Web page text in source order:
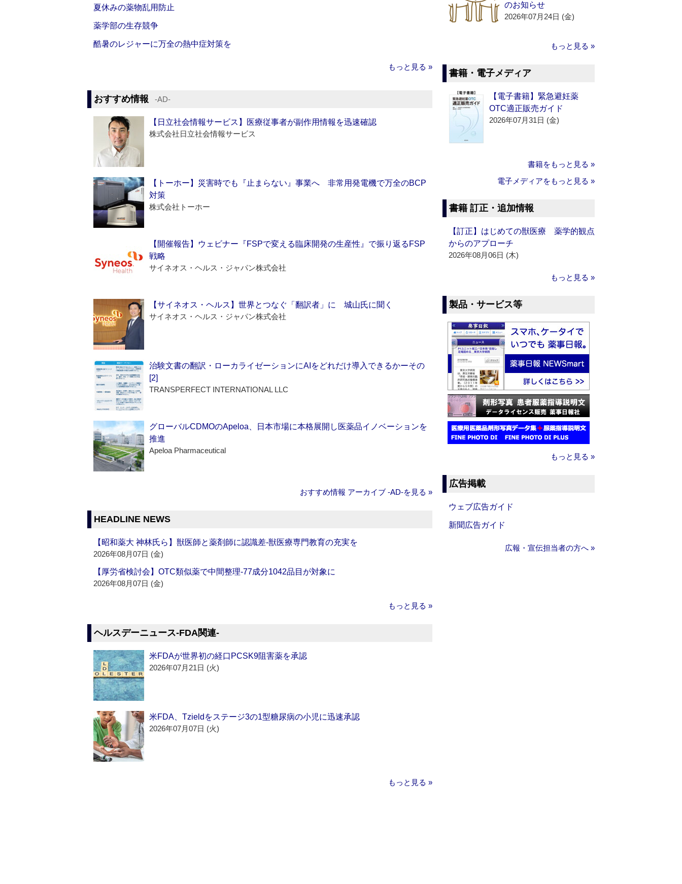
夏休みの薬物乱用防止
薬学部の生存競争
酷暑のレジャーに万全の熱中症対策を
もっと見る »
おすすめ情報 ‐AD‐
【日立社会情報サービス】医療従事者が副作用情報を迅速確認
株式会社日立社会情報サービス
【トーホー】災害時でも『止まらない』事業へ 非常用発電機で万全のBCP
対策
株式会社トーホー
【開催報告】ウェビナー『FSPで変える臨床開発の生産性』で振り返るFSP
戦略
サイネオス・ヘルス・ジャパン株式会社
【サイネオス・ヘルス】世界とつなぐ「翻訳者」に 城山氏に聞く
サイネオス・ヘルス・ジャパン株式会社
治験文書の翻訳・ローカライゼーションにAIをどれだけ導入できるかーその
[2]
TRANSPERFECT INTERNATIONAL LLC
グローバルCDMOのApeloa、日本市場に本格展開し医薬品イノベーションを
推進
Apeloa Pharmaceutical
おすすめ情報 アーカイブ ‐AD‐を見る »
HEADLINE NEWS
【昭和薬大 神林氏ら】獣医師と薬剤師に認識差‐獣医療専門教育の充実を
2026年08月07日 (金)
【厚労省検討会】OTC類似薬で中間整理‐77成分1042品目が対象に
2026年08月07日 (金)
もっと見る »
ヘルスデーニュース‐FDA関連‐
米FDAが世界初の経口PCSK9阻害薬を承認
2026年07月21日 (火)
米FDA、Tzieldをステージ3の1型糖尿病の小児に迅速承認
2026年07月07日 (火)
もっと見る »
のお知らせ
2026年07月24日 (金)
もっと見る »
書籍・電子メディア
【電子書籍】緊急避妊薬
OTC適正販売ガイド
2026年07月31日 (金)
書籍をもっと見る »
電子メディアをもっと見る »
書籍 訂正・追加情報
【訂正】はじめての獣医療 薬学的観点
からのアプローチ
2026年08月06日 (木)
もっと見る »
製品・サービス等
もっと見る »
広告掲載
ウェブ広告ガイド
新聞広告ガイド
広報・宣伝担当者の方へ »